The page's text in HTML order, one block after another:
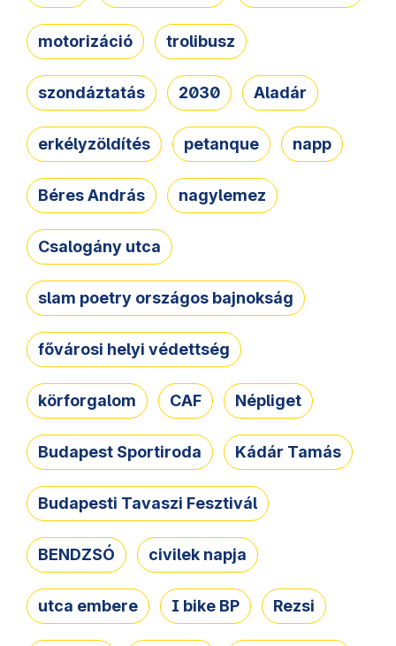
motorizáció trolibusz
szondáztatás 2030 Aladár
erkélyzöldítés petanque napp
Béres András nagylemez
Csalogány utca
slam poetry országos bajnokság
fővárosi helyi védettség
körforgalom CAF Népliget
Budapest Sportiroda Kádár Tamás
Budapesti Tavaszi Fesztivál
BENDZSÓ civilek napja
utca embere I bike BP Rezsi